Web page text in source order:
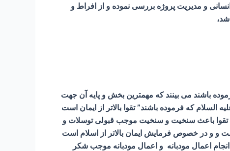
و مدیریت پروژه بررسی نموده و از افراط و
باشند می بینند که مهمترین بخش و پایه آن جهت
که فرموده باشند” تقوا بالاتر از ایمان است
تقوا باعث سنخیت و سنخیت موجب قبولی توسلات و
و در خصوص فرمایش ایمان بالاتر از اسلام است
اعمال مودبانه و اعمال مودبانه موجب شکر